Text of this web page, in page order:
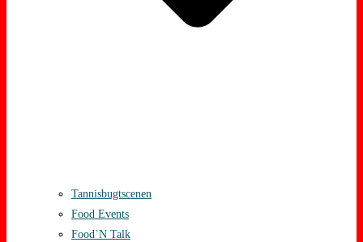
Tannisbugtscenen
Food Events
Food`N Talk